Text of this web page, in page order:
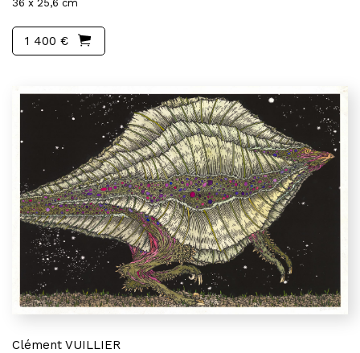
36 x 25,6 cm
1 400 €
Clément VUILLIER